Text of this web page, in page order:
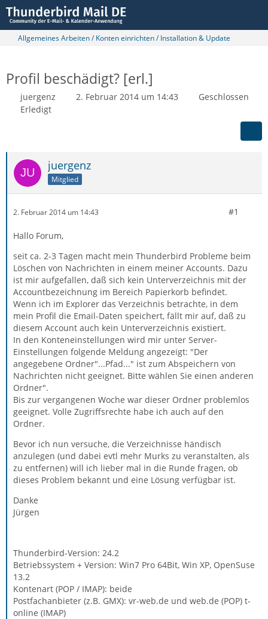
Allgemeines Arbeiten / Konten einrichten / Installation & Update
Profil beschädigt? [erl.]
juergenz 2. Februar 2014 um 14:43
Geschlossen
Erledigt
juergenz
Mitglied
2. Februar 2014 um 14:43 #1
Hallo Forum,
seit ca. 2-3 Tagen macht mein Thunderbird Probleme beim
Löschen von Nachrichten in einem meiner Accounts. Dazu
ist mir aufgefallen, daß sich kein Unterverzeichnis mit der
Accountbezeichnung im Bereich Papierkorb befindet.
Wenn ich im Explorer das Verzeichnis betrachte, in dem
mein Profil die Email-Daten speichert, fällt mir auf, daß zu
diesem Account auch kein Unterverzeichnis existiert.
In den Konteneinstellungen wird mir unter Server-
Einstellungen folgende Meldung angezeigt: "Der
angegebene Ordner"...Pfad..." ist zum Abspeichern von
Nachrichten nicht geeignet. Bitte wählen Sie einen anderen
Ordner".
Bis zur vergangenen Woche war dieser Ordner problemlos
geeignet. Volle Zugriffsrechte habe ich auch auf den
Ordner.
Bevor ich nun versuche, die Verzeichnisse händisch
anzulegen (und dabei evtl mehr Murks zu veranstalten, als
zu entfernen) will ich lieber mal in die Runde fragen, ob
dieses Problem bekannt und eine Lösung verfügbar ist.
Danke
Jürgen
Thunderbird-Version: 24.2
Betriebssystem + Version: Win7 Pro 64Bit, Win XP, OpenSuse
13.2
Kontenart (POP / IMAP): beide
Postfachanbieter (z.B. GMX): vr-web.de und web.de (POP) t-
online (IMAP)